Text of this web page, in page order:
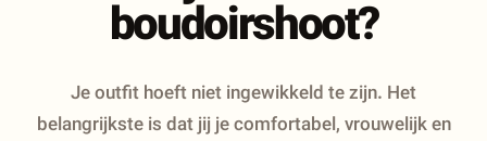
boudoirshoot?
Je outfit hoeft niet ingewikkeld te zijn. Het
belangrijkste is dat jij je comfortabel, vrouwelijk en